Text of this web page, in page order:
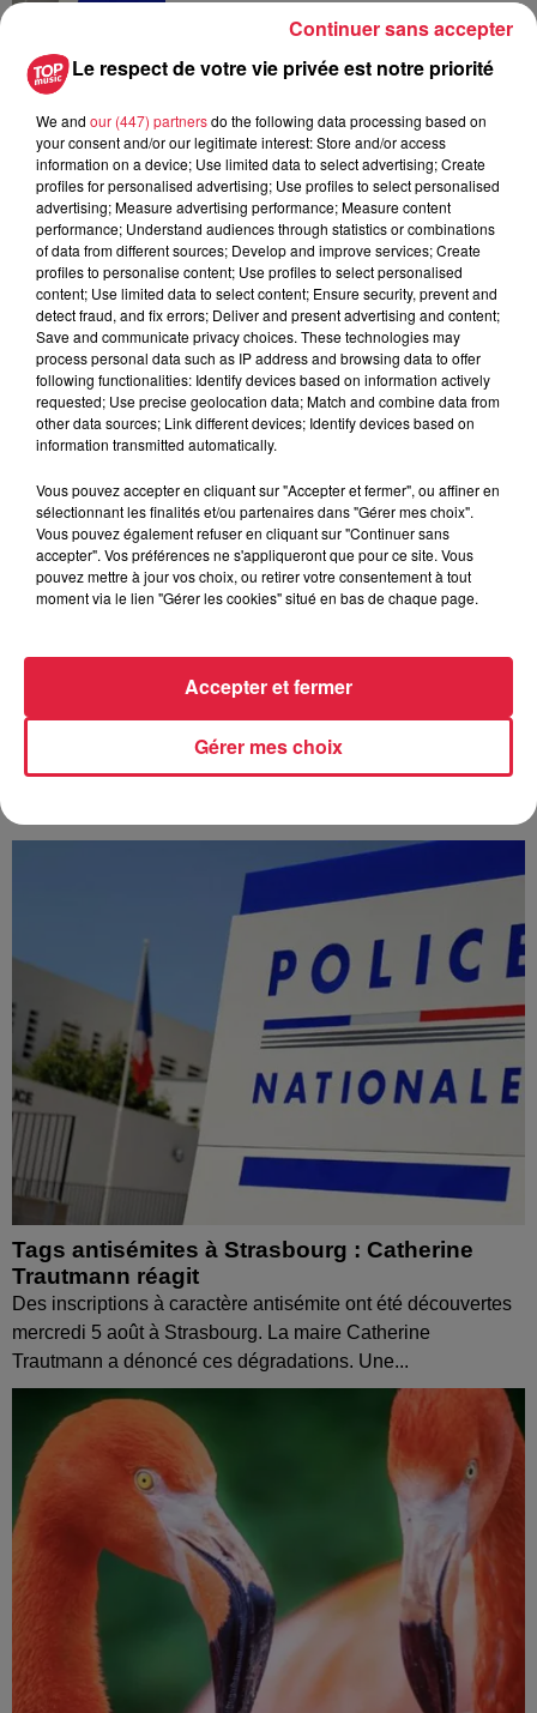
Au zoo de Mulhouse : rencontre
À découvrir également
À Hoerdt, de l’eau brune sort des robinets
Depuis plusieurs jours, des habitants de Hoerdt ont vu de
Tags antisémites à Strasbourg : Catherine
Trautmann réagit
Des inscriptions à caractère antisémite ont été découvertes
mercredi 5 août à Strasbourg. La maire Catherine
Trautmann a dénoncé ces dégradations. Une...
Le respect de votre vie privée est notre priorité
We and our (447) partnersdo the following data processing based on
your consent and/or our legitimate interest: Store and/or access
information on a device; Use limited data to select advertising; Create
profiles for personalised advertising; Use profiles to select personalised
advertising; Measure advertising performance; Measure content
performance; Understand audiences through statistics or combinations
of data from different sources; Develop and improve services; Create
profiles to personalise content; Use profiles to select personalised
content; Use limited data to select content; Ensure security, prevent and
detect fraud, and fix errors; Deliver and present advertising and content;
Save and communicate privacy choices. These technologies may
process personal data such as IP address and browsing data to offer
following functionalities: Identify devices based on information actively
requested; Use precise geolocation data; Match and combine data from
other data sources; Link different devices; Identify devices based on
information transmitted automatically.
Vous pouvez accepter en cliquant sur "Accepter et fermer", ou affiner en
sélectionnant les finalités et/ou partenaires dans "Gérer mes choix".
Vous pouvez également refuser en cliquant sur "Continuer sans
accepter". Vos préférences ne s'appliqueront que pour ce site. Vous
pouvez mettre à jour vos choix, ou retirer votre consentement à tout
moment via le lien "Gérer les cookies" situé en bas de chaque page.
Gérer mes choix
Accepter et fermer
Continuer sans accepter